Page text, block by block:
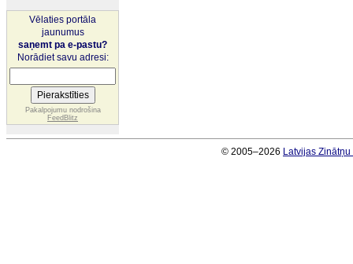
Vēlaties portāla
jaunumus
saņemt pa e-pastu?
Norādiet savu adresi:
Pakalpojumu nodrošina
FeedBlitz
© 2005–2026 Latvijas